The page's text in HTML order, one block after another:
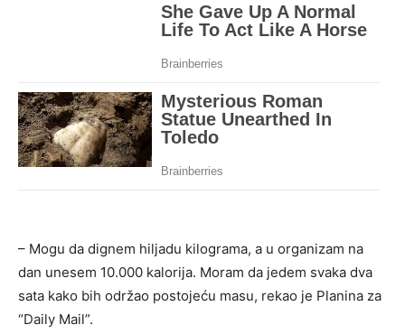
– Mogu da dignem hiljadu kilograma, a u organizam na
dan unesem 10.000 kalorija. Moram da jedem svaka dva
sata kako bih održao postojeću masu, rekao je Planina za
“Daily Mail”.